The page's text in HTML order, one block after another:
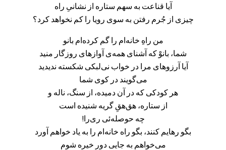
آیا قناعت به سهم ستاره از نشانیِ راه
چیزی از جُرم رفتن به سوی رویا را کم نخواهد کرد؟
من راهِ خانه‌ام را گم کرده‌ام بانو
شما، بانوْ که آشنای همه‌ی آوازهای روزگار منید
آیا آرزوهای مرا در خواب نی‌لبکی شکسته ندیدید
می‌گویند در کوی شما
هر کودکی که در آن دمیده، از سنگ،‌ ناله و
از ستاره، هق‌هقِ گریه شنیده است
چه حوصله‌ئی ری‌را!
بگو رهایم کنند،‌ بگو راه خانه‌ام را به یاد خواهم آورد
می‌خواهم به جایی دور خیره شوم